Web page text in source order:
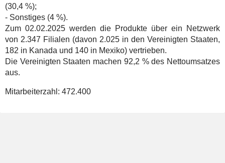
(30,4 %);
- Sonstiges (4 %).
Zum 02.02.2025 werden die Produkte über ein Netzwerk
von 2.347 Filialen (davon 2.025 in den Vereinigten Staaten,
182 in Kanada und 140 in Mexiko) vertrieben.
Die Vereinigten Staaten machen 92,2 % des Nettoumsatzes
aus.
Mitarbeiterzahl: 472.400